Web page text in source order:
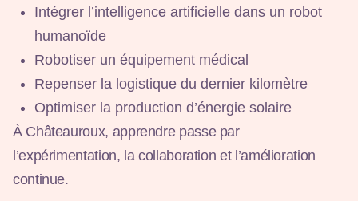
Intégrer l’intelligence artificielle dans un robot
humanoïde
Robotiser un équipement médical
Repenser la logistique du dernier kilomètre
Optimiser la production d’énergie solaire
À Châteauroux, apprendre passe par
l’expérimentation, la collaboration et l’amélioration
continue.